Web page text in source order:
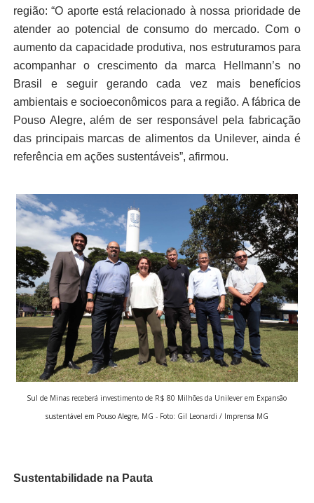
região: “O aporte está relacionado à nossa prioridade de
atender ao potencial de consumo do mercado. Com o
aumento da capacidade produtiva, nos estruturamos para
acompanhar o crescimento da marca Hellmann’s no
Brasil e seguir gerando cada vez mais benefícios
ambientais e socioeconômicos para a região. A fábrica de
Pouso Alegre, além de ser responsável pela fabricação
das principais marcas de alimentos da Unilever, ainda é
referência em ações sustentáveis”, afirmou.
Sul de Minas receberá investimento de R$ 80 Milhões da Unilever em Expansão
sustentável em Pouso Alegre, MG - Foto: Gil Leonardi / Imprensa MG
Sustentabilidade na Pauta